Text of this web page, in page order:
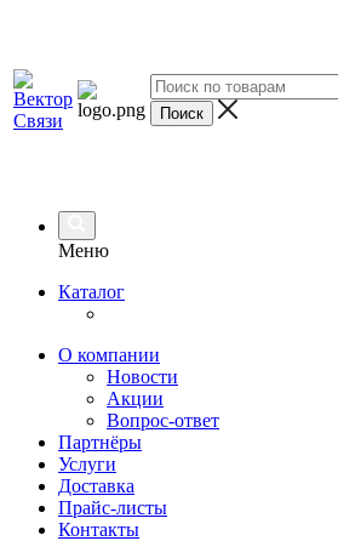
Меню
Каталог
О компании
Новости
Акции
Вопрос-ответ
Партнёры
Услуги
Доставка
Прайс-листы
Контакты